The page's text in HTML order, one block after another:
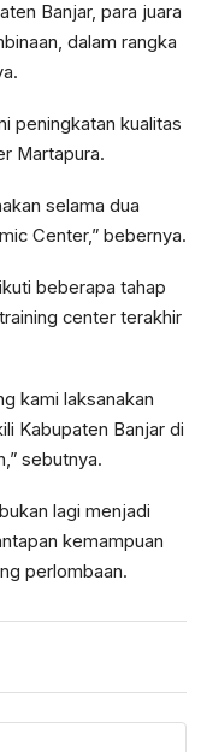
Banjar, para juara
dalam rangka
peningkatan kualitas
Martapura.
selama dua
Center,” bebernya.
beberapa tahap
center terakhir
kami laksanakan
Kabupaten Banjar di
sebutnya.
lagi menjadi
kemampuan
perlombaan.